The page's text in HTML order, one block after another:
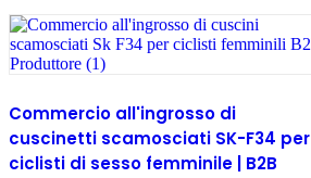
Commercio all'ingrosso di
cuscinetti scamosciati SK-F34 per
ciclisti di sesso femminile | B2B